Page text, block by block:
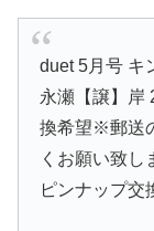
duet 5月号 キ
永瀬【譲】岸
換希望※郵送
くお願い致し
ピンナップ交